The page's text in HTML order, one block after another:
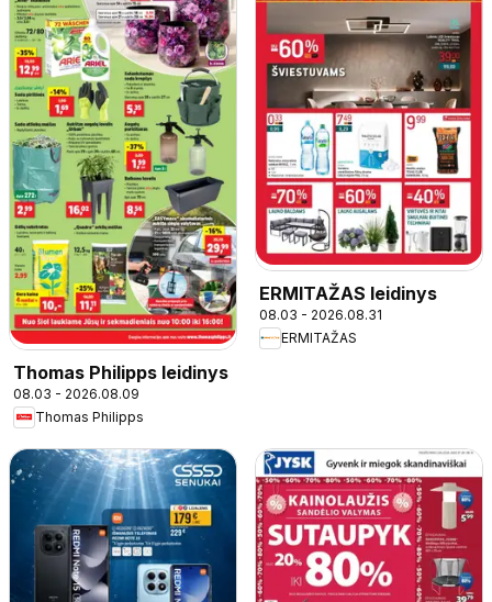
Thomas Philipps leidinys
08.03 - 2026.08.09
Thomas Philipps
ERMITAŽAS leidinys
08.03 - 2026.08.31
ERMITAŽAS